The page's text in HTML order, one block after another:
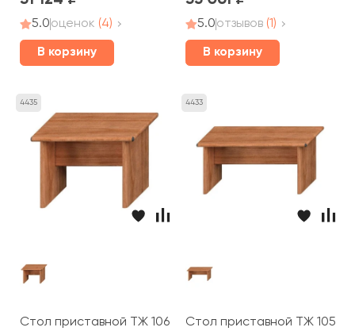
5.0оценок (4)
В корзину
5.0отзывов (1)
В корзину
4435
Стол приставной ТЖ 106 Prestige
4433
Стол приставной ТЖ 105